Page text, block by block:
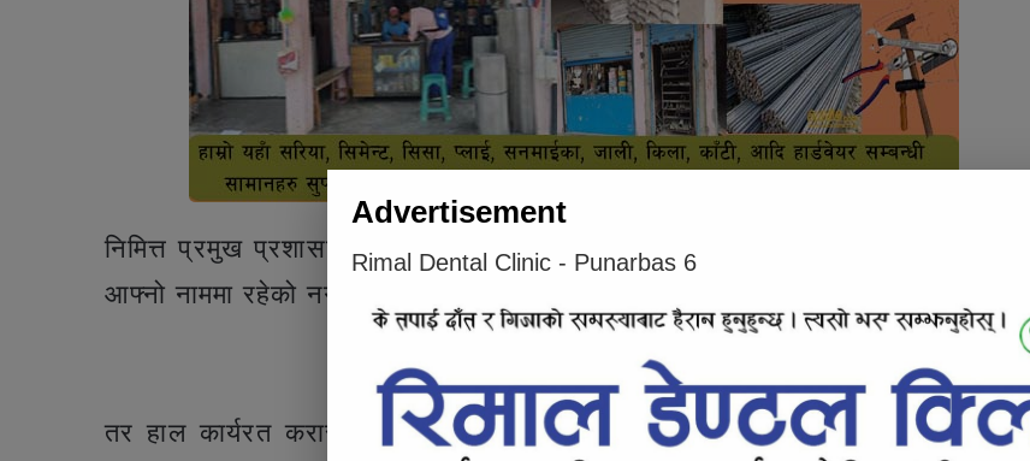
निमित्त प्रमुख प्रशासकिय अधिकृत टेकबहादुर खड्काले हस्ताक्षर गरेको सूचनामा कर्मचारीलाई
आफ्नो नाममा रहेको नगद र जिन्सी सामाग्री सम्बन्धित शाखामा बुझाउन जानकारी दिएको छ ।
Article inline ad #2
तर हाल कार्यरत करार र अस्थायी कर्मचारीलाई एक महिना सम्म ज्यालादारीमा काम लगाउने
Advertisement
Rimal Dental Clinic - Punarbas 6